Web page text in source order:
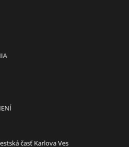
časť Karlova Ves